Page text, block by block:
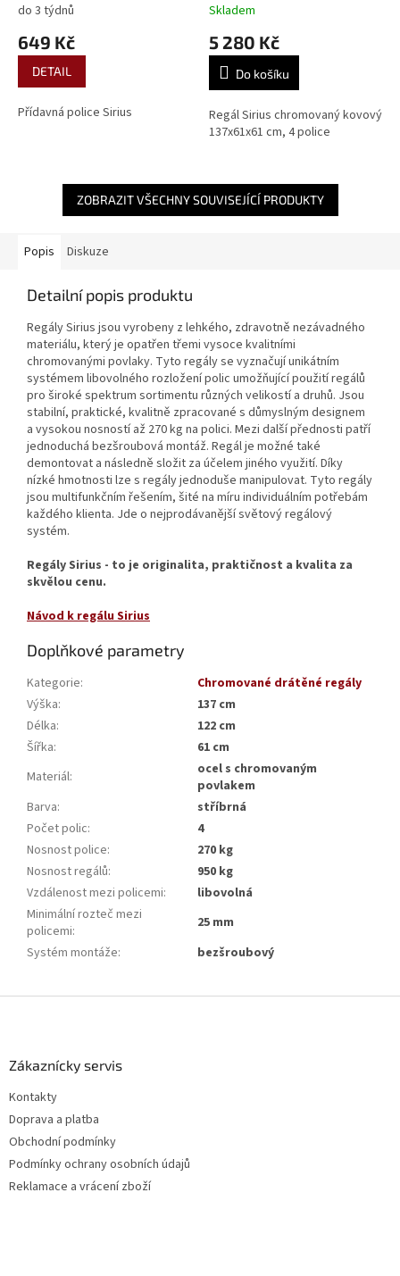
do 3 týdnů
649 Kč
DETAIL
Přídavná police Sirius
Skladem
5 280 Kč
Do košíku
Regál Sirius chromovaný kovový
137x61x61 cm, 4 police
ZOBRAZIT VŠECHNY SOUVISEJÍCÍ PRODUKTY
Popis Diskuze
Detailní popis produktu
Regály Sirius jsou vyrobeny z lehkého, zdravotně nezávadného
materiálu, který je opatřen třemi vysoce kvalitními
chromovanými povlaky. Tyto regály se vyznačují unikátním
systémem libovolného rozložení polic umožňující použití regálů
pro široké spektrum sortimentu různých velikostí a druhů. Jsou
stabilní, praktické, kvalitně zpracované s důmyslným designem
a vysokou nosností až 270 kg na polici. Mezi další přednosti patří
jednoduchá bezšroubová montáž. Regál je možné také
demontovat a následně složit za účelem jiného využití. Díky
nízké hmotnosti lze s regály jednoduše manipulovat. Tyto regály
jsou multifunkčním řešením, šité na míru individuálním potřebám
každého klienta. Jde o nejprodávanější světový regálový
systém.
Regály Sirius - to je originalita, praktičnost a kvalita za
skvělou cenu.
Návod k regálu Sirius
Doplňkové parametry
Kategorie:
Chromované drátěné regály
Výška:
137 cm
Délka:
122 cm
Šířka:
61 cm
Materiál:
ocel s chromovaným
povlakem
Barva:
stříbrná
Počet polic:
4
Nosnost police:
270 kg
Nosnost regálů:
950 kg
Vzdálenost mezi policemi:
libovolná
Minimální rozteč mezi
policemi:
25 mm
Systém montáže: bezšroubový
Zákaznícky servis
Kontakty
Doprava a platba
Obchodní podmínky
Podmínky ochrany osobních údajů
Reklamace a vrácení zboží